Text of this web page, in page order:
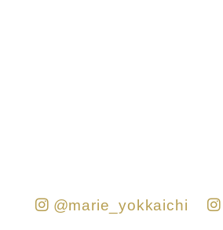
@marie_yokkaichi